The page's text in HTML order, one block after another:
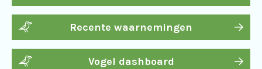
Recente waarnemingen
Vogel dashboard